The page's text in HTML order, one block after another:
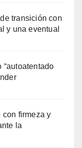
transición con
y una eventual
firmeza y
la